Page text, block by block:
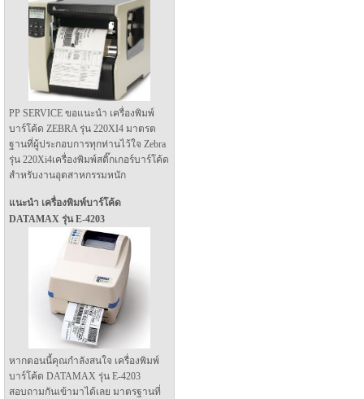
PP SERVICE ขอแนะนำ เครื่องพิมพ์
บาร์โค้ด ZEBRA รุ่น 220XI4 มาตรต
ฐานที่ผู้ประกอบการทุกท่านไว้ใจ Zebra
รุ่น 220Xi4เครื่องพิมพ์สติ๊กเกอร์บาร์โค้ด
สำหรับงานอุตสาหกรรมหนัก
แนะนำ เครื่องพิมพ์บาร์โค้ด
DATAMAX รุ่น E-4203
หากตอนนี้คุณกำลังสนใจ เครื่องพิมพ์
บาร์โค้ด DATAMAX รุ่น E-4203
สอบถามกันเข้ามาได้เลย มาตรฐานที่